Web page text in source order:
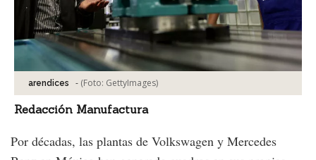
arendices - (Foto: GettyImages)
Redacción Manufactura
Por décadas, las plantas de Volkswagen y Mercedes